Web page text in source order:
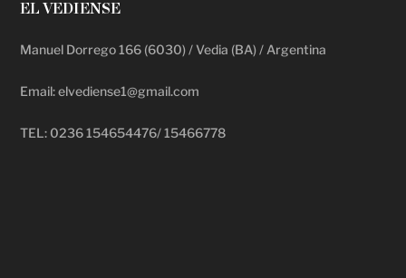
EL VEDIENSE
Manuel Dorrego 166 (6030) / Vedia (BA) / Argentina
Email: elvediense1@gmail.com
TEL: 0236 154654476/ 15466778